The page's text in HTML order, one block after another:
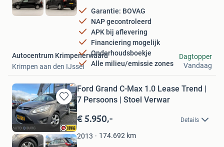
Garantie: BOVAG
NAP gecontroleerd
APK bij aflevering
Financiering mogelijk
Onderhoudsboekje
Alle milieu/emissie zones
Autocentrum Krimpenerwaard
Krimpen aan den IJssel
Dagtopper
Vandaag
Bewaren
in
Mijn
Favorieten
Ford Grand C-Max 1.0 Lease Trend |
7 Persoons | Stoel Verwar
€ 5.950,- Details
2013 174.692 km